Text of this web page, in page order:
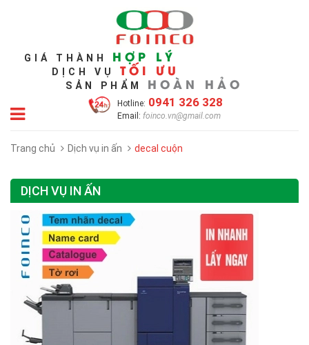
GIÁ THÀNH HỢP LÝ
DỊCH VỤ TỐI ƯU
SẢN PHẨM HOÀN HẢO
Hotline: 0941 326 328
Email: foinco.vn@gmail.com
Trang chủ Dịch vụ in ấn decal cuộn
DỊCH VỤ IN ẤN